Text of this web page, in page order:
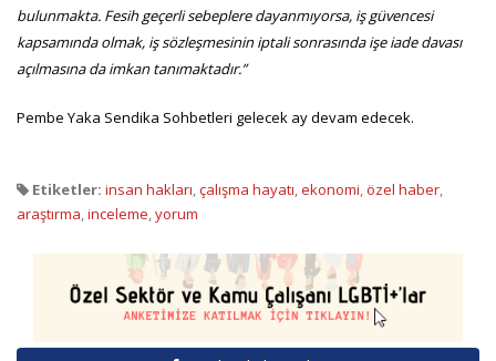
bulunmakta. Fesih geçerli sebeplere dayanmıyorsa, iş güvencesi
kapsamında olmak, iş sözleşmesinin iptali sonrasında işe iade davası
açılmasına da imkan tanımaktadır.”
Pembe Yaka Sendika Sohbetleri gelecek ay devam edecek.
Etiketler: insan hakları,çalışma hayatı,ekonomi,özel haber,
araştırma,inceleme,yorum